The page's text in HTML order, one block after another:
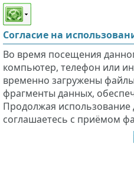
Этот сайт поддерживает
слабовидящих
Согласие на
Во время посещения
компьютер, телефон или
временно загружены
фрагменты данных,
Продолжая использование
соглашаетесь с приёмом